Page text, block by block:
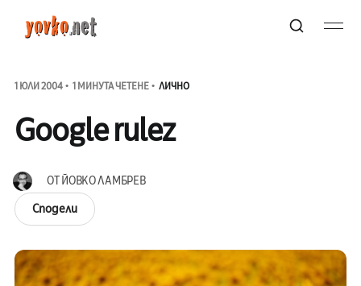
1 ЮЛИ 2004 1 МИНУТА ЧЕТЕНЕ ЛИЧНО
Google rulez
ОТЙОВКО ЛАМБРЕВ
Сподели